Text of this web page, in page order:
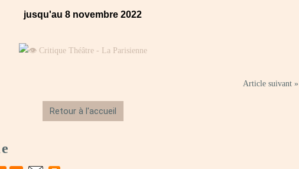
jusqu'au 8 novembre 2022
Article suivant »
Retour à l'accueil